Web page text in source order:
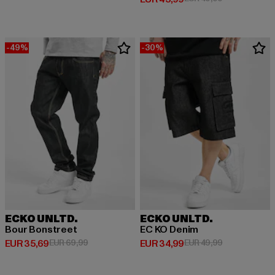
-49%
ECKO UNLTD.
Bour Bonstreet
EUR 35,69
Huidige prijs: EUR 35,69
EUR 69,99Actieprijs: EUR 69,99
-30%
ECKO UNLTD.
EC KO Denim
EUR 34,99
Huidige prijs: EUR 34,99
EUR 49,99Actieprijs: